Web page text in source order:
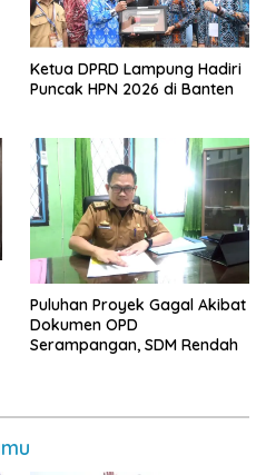
Ketua DPRD Lampung Hadiri
Puncak HPN 2026 di Banten
Puluhan Proyek Gagal Akibat
Dokumen OPD
Serampangan, SDM Rendah